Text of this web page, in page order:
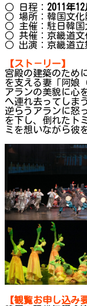
○ 日程： 2011年
○ 場所：韓国文化
○ 主催：駐日韓国
○ 共催：京畿道文
○ 出演：京畿道立
【スト－リー】
宮殿の建築のため
を支える妻「阿娘
アランの美貌に心
へ連れ去ってしまう
逆らうアランに怒
を下し、倒れたト
ミを想いながら彼
【観覧お申し込み